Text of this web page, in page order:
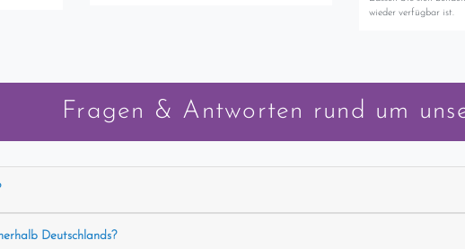
wieder verfügbar ist.
Fragen & Antworten rund um
Deutschlands?